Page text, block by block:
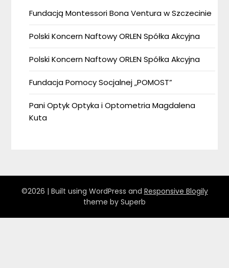
Fundacją Montessori Bona Ventura w Szczecinie
Polski Koncern Naftowy ORLEN Spółka Akcyjna
Polski Koncern Naftowy ORLEN Spółka Akcyjna
Fundacja Pomocy Socjalnej „POMOST”
Pani Optyk Optyka i Optometria Magdalena
Kuta
©2026 | Built using WordPress and Responsive Blogily
theme by Superb